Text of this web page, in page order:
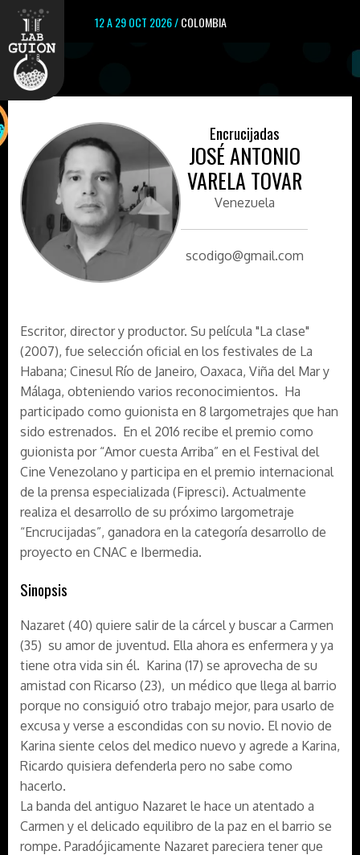
12 A 29 OCT 2026 /COLOMBIA
Encrucijadas
JOSÉ ANTONIO
VARELA TOVAR
Venezuela
scodigo@gmail.com
Escritor, director y productor. Su película "La clase"
(2007), fue selección oficial en los festivales de La
Habana; Cinesul Río de Janeiro, Oaxaca, Viña del Mar y
Málaga, obteniendo varios reconocimientos. Ha
participado como guionista en 8 largometrajes que han
sido estrenados. En el 2016 recibe el premio como
guionista por “Amor cuesta Arriba” en el Festival del
Cine Venezolano y participa en el premio internacional
de la prensa especializada (Fipresci). Actualmente
realiza el desarrollo de su próximo largometraje
“Encrucijadas”, ganadora en la categoría desarrollo de
proyecto en CNAC e Ibermedia.
Sinopsis
Nazaret (40) quiere salir de la cárcel y buscar a Carmen
(35) su amor de juventud. Ella ahora es enfermera y ya
tiene otra vida sin él. Karina (17) se aprovecha de su
amistad con Ricarso (23), un médico que llega al barrio
porque no consiguió otro trabajo mejor, para usarlo de
excusa y verse a escondidas con su novio. El novio de
Karina siente celos del medico nuevo y agrede a Karina,
Ricardo quisiera defenderla pero no sabe como
hacerlo.
La banda del antiguo Nazaret le hace un atentado a
Carmen y el delicado equilibro de la paz en el barrio se
rompe. Paradójicamente Nazaret pareciera tener que